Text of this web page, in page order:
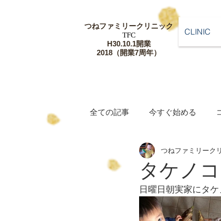
つねファミリークリニック
​TFC
​H30.10.1開業
​2018（開業7周年）
CLINIC
全ての記事 今すぐ始める
タケノ
つねファミリーク
日曜日朝実家にタ